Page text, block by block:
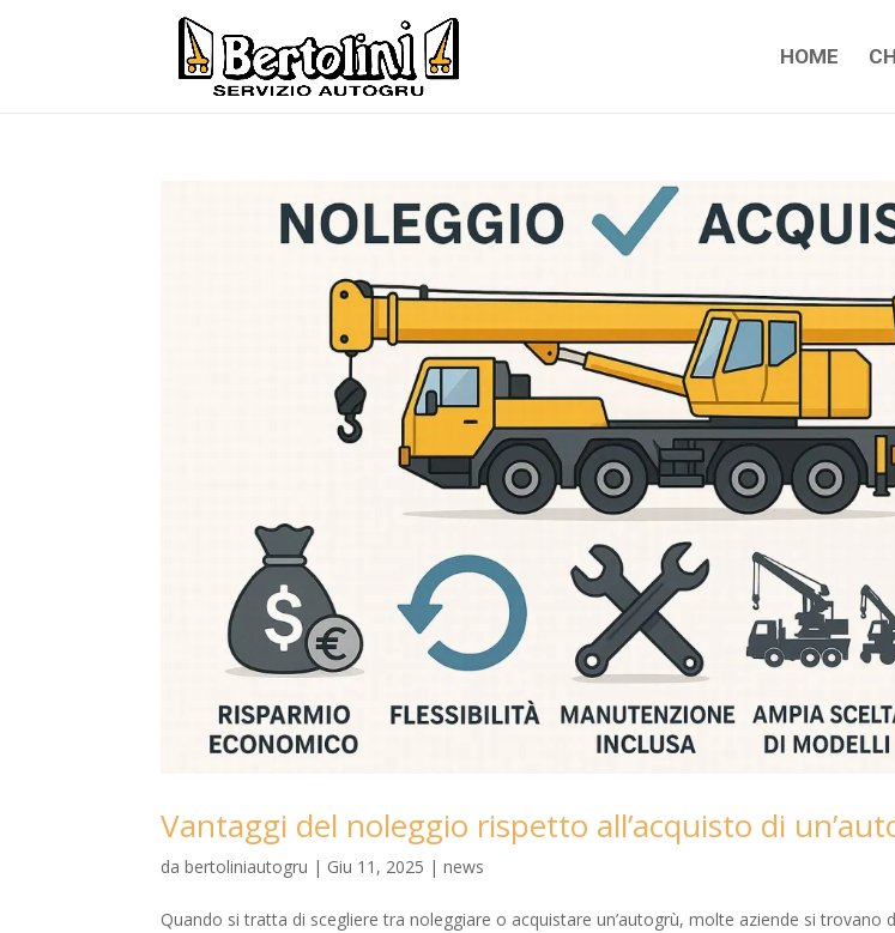
HOME
Vantaggi del noleggio rispetto all’acquisto di
dabertoliniautogru | Giu 11, 2025 |news
Quando si tratta di scegliere tra noleggiare o acquistare un’autogrù, molte aziende si trovano